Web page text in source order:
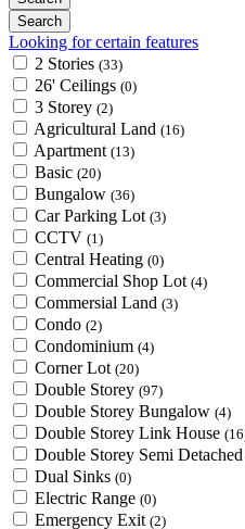
Looking for certain features
2 Stories (33)
26' Ceilings (0)
3 Storey (2)
Agricultural Land (16)
Apartment (13)
Basic (20)
Bungalow (36)
Car Parking Lot (3)
CCTV (1)
Central Heating (0)
Commercial Shop Lot (4)
Commersial Land (3)
Condo (2)
Condominium (4)
Corner Lot (20)
Double Storey (97)
Double Storey Bungalow (4)
Double Storey Link House
Double Storey Semi
Dual Sinks (0)
Electric Range (0)
Emergency Exit (2)